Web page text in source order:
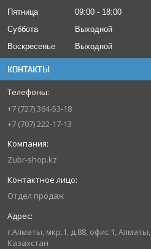
Пятница
09:00
18:00
Суббота
Выходной
Воскресенье
Выходной
КОНТАКТЫ
+7 (727) 364-53-18
+7 (707) 222-17-13
Zubr-shop.kz
Отдел продаж
г.Алматы, мкр.1, д.88, офис 1, Алматы,
Казахстан